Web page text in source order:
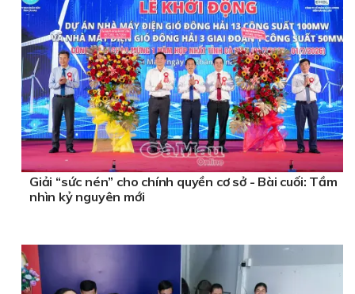
Giải “sức nén” cho chính quyền cơ sở - Bài cuối: Tầm
nhìn kỷ nguyên mới